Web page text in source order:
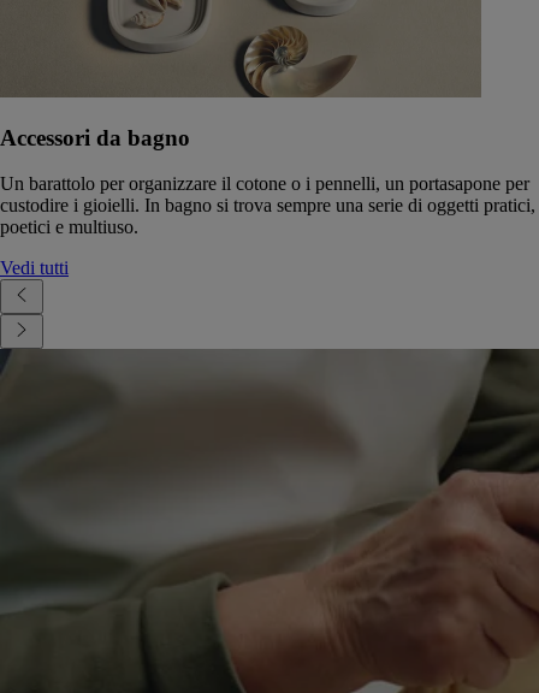
Accessori da bagno
Un barattolo per organizzare il cotone o i pennelli, un portasapone per
custodire i gioielli. In bagno si trova sempre una serie di oggetti pratici,
poetici e multiuso.
Vedi tutti